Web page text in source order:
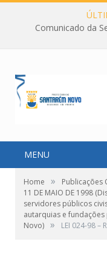
Comunicado da
MENU
Home » Publicações
11 DE MAIO DE 1998
servidores públicos
autarquias e
Novo) » LEI 024-98 –